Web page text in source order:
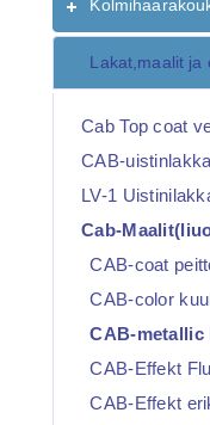
Lakat,maalit ja
Cab Top coat
CAB-
LV-1
Cab-
CAB-coat
CAB-color
CAB-metallic
CAB-Effekt
CAB-Effekt